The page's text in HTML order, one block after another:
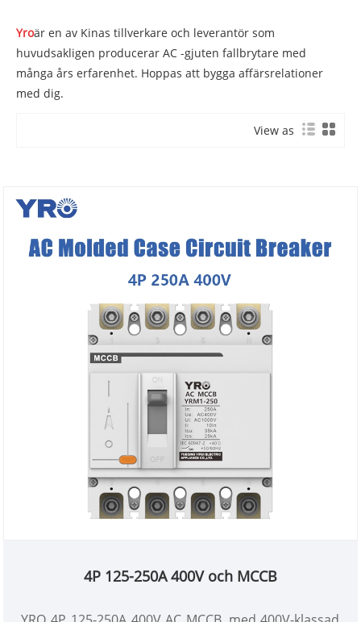
Yroär en av Kinas tillverkare och leverantör som
huvudsakligen producerar AC -gjuten fallbrytare med
många års erfarenhet. Hoppas att bygga affärsrelationer
med dig.
View as
4P 125-250A 400V och MCCB